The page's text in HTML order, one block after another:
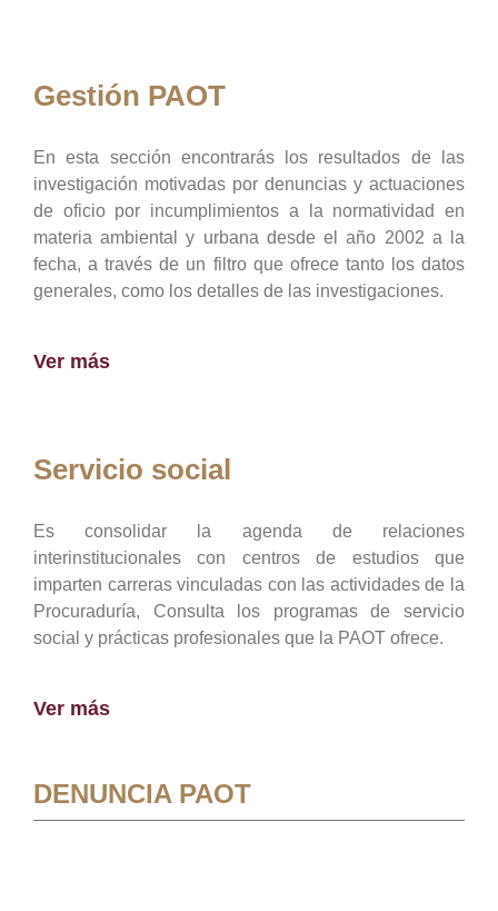
Gestión PAOT
En esta sección encontrarás los resultados de las
investigación motivadas por denuncias y actuaciones
de oficio por incumplimientos a la normatividad en
materia ambiental y urbana desde el año 2002 a la
fecha, a través de un filtro que ofrece tanto los datos
generales, como los detalles de las investigaciones.
Ver más
Servicio social
Es consolidar la agenda de relaciones
interinstitucionales con centros de estudios que
imparten carreras vinculadas con las actividades de la
Procuraduría, Consulta los programas de servicio
social y prácticas profesionales que la PAOT ofrece.
Ver más
DENUNCIA PAOT